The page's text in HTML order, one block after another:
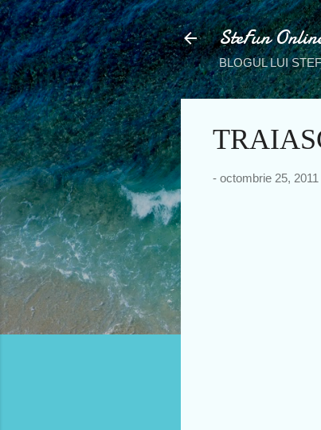
SteFun
BLOGUL LUI
- octombrie 25, 2011